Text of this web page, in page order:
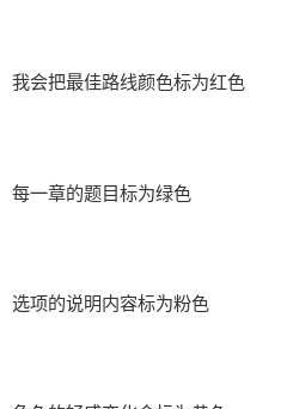
我会把最佳路线颜色标为红色
每一章的题目标为绿色
选项的说明内容标为粉色